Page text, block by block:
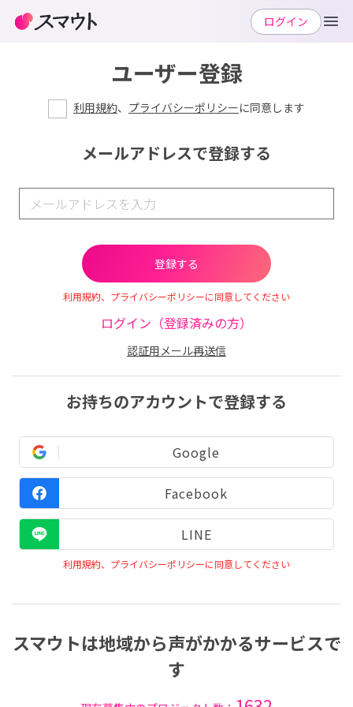
ユーザー登録
利用規約、 プライバシーポリシーに同意します
メールアドレスで登録する
利用規約、プライバシーポリシーに同意してください
ログイン（登録済みの方）
認証用メール再送信
お持ちのアカウントで登録する
Google
Facebook
LINE
利用規約、プライバシーポリシーに同意してください
スマウトは地域から声がかかるサービスで
す
ログイン